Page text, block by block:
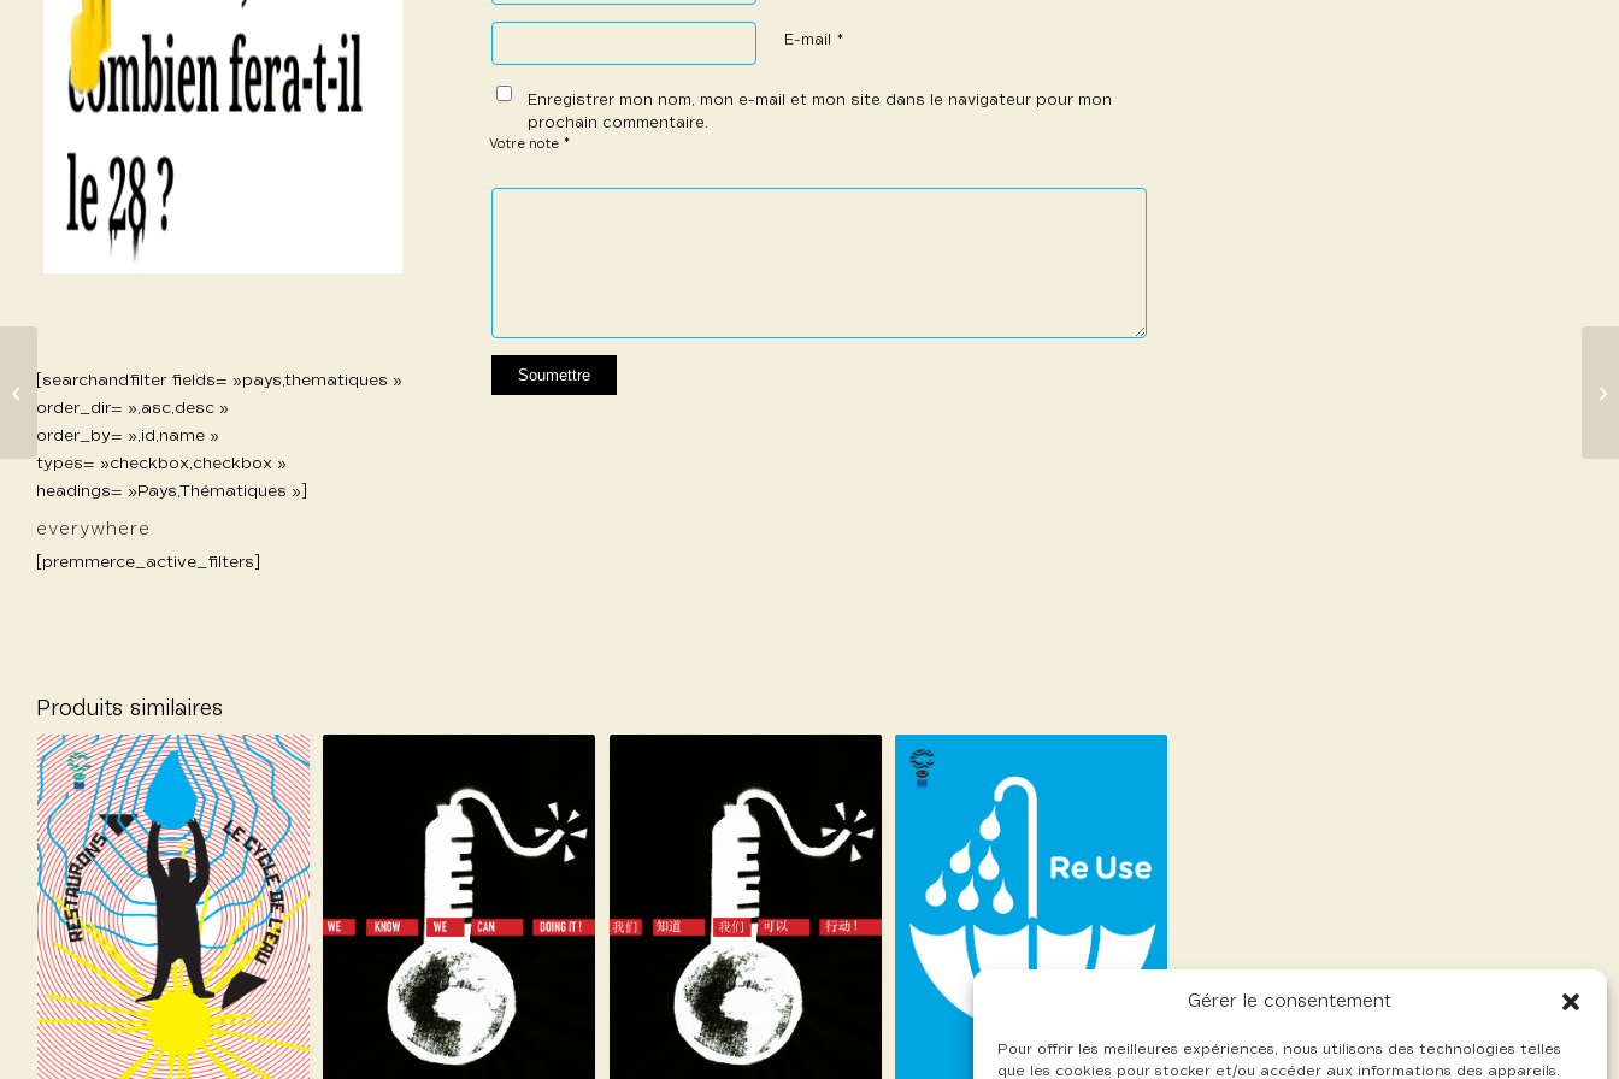
Gérer le consentement
Pour offrir les meilleures expériences, nous utilisons des technologies telles
que les cookies pour stocker et/ou accéder aux informations des appareils.
[searchandfilter fields= »pays,thematiques »
order_dir= »,asc,desc »
order_by= »,id,name »
types= »checkbox,checkbox »
headings= »Pays,Thématiques »]
everywhere
[premmerce_active_filters]
E-mail *
Enregistrer mon nom, mon e-mail et mon site dans le navigateur pour mon
prochain commentaire.
Votre note *
1 étoile
2 étoiles
3 étoiles
4 étoiles
5 étoiles
Produits similaires